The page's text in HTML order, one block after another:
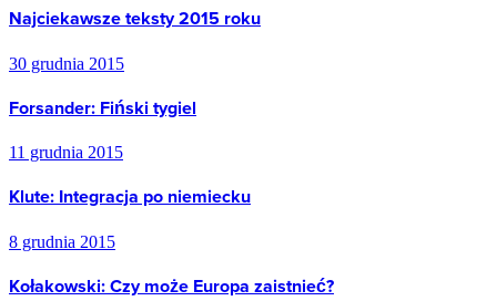
Najciekawsze teksty 2015 roku
30 grudnia 2015
Forsander: Fiński tygiel
11 grudnia 2015
Klute: Integracja po niemiecku
8 grudnia 2015
Kołakowski: Czy może Europa zaistnieć?